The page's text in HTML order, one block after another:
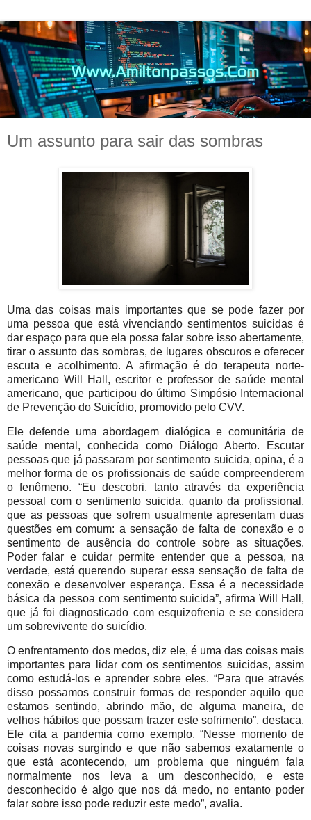
Um assunto para sair das sombras
Uma das coisas mais importantes que se pode fazer por
uma pessoa que está vivenciando sentimentos suicidas é
dar espaço para que ela possa falar sobre isso abertamente,
tirar o assunto das sombras, de lugares obscuros e oferecer
escuta e acolhimento. A afirmação é do terapeuta norte-
americano Will Hall, escritor e professor de saúde mental
americano, que participou do último Simpósio Internacional
de Prevenção do Suicídio, promovido pelo CVV.
Ele defende uma abordagem dialógica e comunitária de
saúde mental, conhecida como Diálogo Aberto. Escutar
pessoas que já passaram por sentimento suicida, opina, é a
melhor forma de os profissionais de saúde compreenderem
o fenômeno. “Eu descobri, tanto através da experiência
pessoal com o sentimento suicida, quanto da profissional,
que as pessoas que sofrem usualmente apresentam duas
questões em comum: a sensação de falta de conexão e o
sentimento de ausência do controle sobre as situações.
Poder falar e cuidar permite entender que a pessoa, na
verdade, está querendo superar essa sensação de falta de
conexão e desenvolver esperança. Essa é a necessidade
básica da pessoa com sentimento suicida”, afirma Will Hall,
que já foi diagnosticado com esquizofrenia e se considera
um sobrevivente do suicídio.
O enfrentamento dos medos, diz ele, é uma das coisas mais
importantes para lidar com os sentimentos suicidas, assim
como estudá-los e aprender sobre eles. “Para que através
disso possamos construir formas de responder aquilo que
estamos sentindo, abrindo mão, de alguma maneira, de
velhos hábitos que possam trazer este sofrimento”, destaca.
Ele cita a pandemia como exemplo. “Nesse momento de
coisas novas surgindo e que não sabemos exatamente o
que está acontecendo, um problema que ninguém fala
normalmente nos leva a um desconhecido, e este
desconhecido é algo que nos dá medo, no entanto poder
falar sobre isso pode reduzir este medo”, avalia.